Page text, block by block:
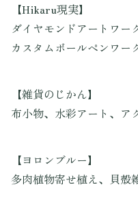
【Hikaru現実】
ダイヤモンドアートワー
カスタムボールペンワー
【雑貨のじかん】
布小物、水彩アート、ア
【ヨロンブルー】
多肉植物寄せ植え、貝殻